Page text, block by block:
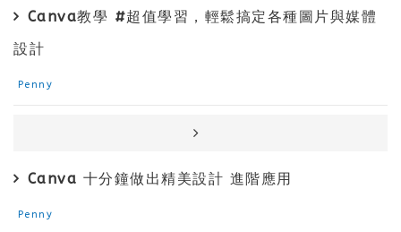
Canva教學 #超值學習，輕鬆搞定各種圖片與媒體
設計
Penny
Canva 十分鐘做出精美設計 進階應用
Penny